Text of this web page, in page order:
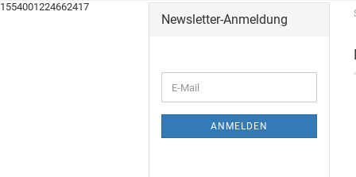
1554001224662417
Newsletter-Anmeldung
ANMELDEN